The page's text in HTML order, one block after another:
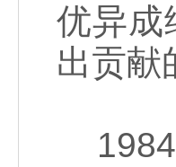
优异成
出贡献
1984